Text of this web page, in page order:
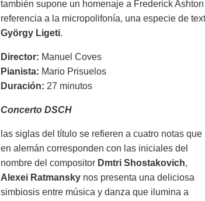
también supone un homenaje a Frederick
referencia a la micropolifonía, una especie de
György Ligeti.
Director: Manuel Coves
Pianista: Mario Prisuelos
Duración: 27 minutos
Concerto DSCH
las siglas del título se refieren a cuatro notas que
en alemán corresponden con las iniciales del
nombre del compositor Dmtri Shostakovich,
Alexei Ratmansky nos presenta una deliciosa
simbiosis entre música y danza que ilumina a